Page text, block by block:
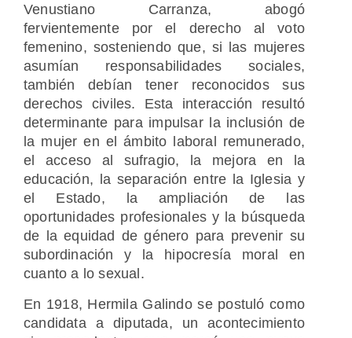
Venustiano Carranza, abogó
fervientemente por el derecho al voto
femenino, sosteniendo que, si las mujeres
asumían responsabilidades sociales,
también debían tener reconocidos sus
derechos civiles. Esta interacción resultó
determinante para impulsar la inclusión de
la mujer en el ámbito laboral remunerado,
el acceso al sufragio, la mejora en la
educación, la separación entre la Iglesia y
el Estado, la ampliación de las
oportunidades profesionales y la búsqueda
de la equidad de género para prevenir su
subordinación y la hipocresía moral en
cuanto a lo sexual.
En 1918, Hermila Galindo se postuló como
candidata a diputada, un acontecimiento